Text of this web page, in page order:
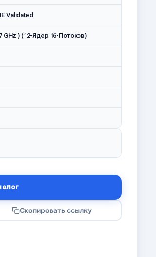
Validated
GHz ) (12-Ядeр 16-Потоков)
Скопировать ссылку